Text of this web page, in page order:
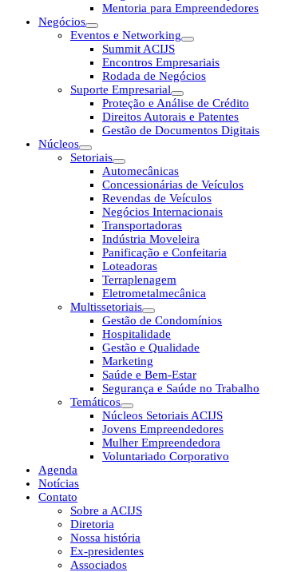
Mentoria para Empreendedores
Negócios
Eventos e Networking
Summit ACIJS
Encontros Empresariais
Rodada de Negócios
Suporte Empresarial
Proteção e Análise de Crédito
Direitos Autorais e Patentes
Gestão de Documentos Digitais
Núcleos
Setoriais
Automecânicas
Concessionárias de Veículos
Revendas de Veículos
Negócios Internacionais
Transportadoras
Indústria Moveleira
Panificação e Confeitaria
Loteadoras
Terraplenagem
Eletrometalmecânica
Multissetoriais
Gestão de Condomínios
Hospitalidade
Gestão e Qualidade
Marketing
Saúde e Bem-Estar
Segurança e Saúde no Trabalho
Temáticos
Núcleos Setoriais ACIJS
Jovens Empreendedores
Mulher Empreendedora
Voluntariado Corporativo
Agenda
Notícias
Contato
Sobre a ACIJS
Diretoria
Nossa história
Ex-presidentes
Associados